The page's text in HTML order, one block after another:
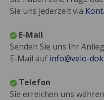
Sie uns jederzeit via
E-Mail
Senden Sie uns Ihr
E-Mail auf info@velo-
Telefon
Sie erreichen uns